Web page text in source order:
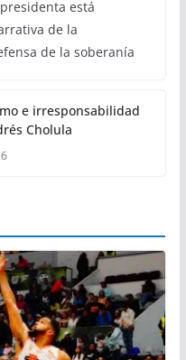
está
de la
de la soberanía
e irresponsabilidad
Cholula